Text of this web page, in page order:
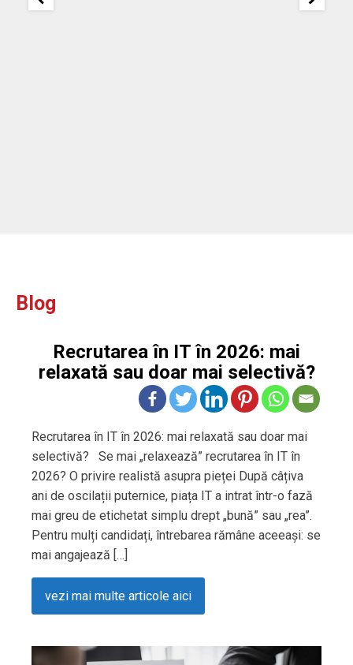
Blog
Recrutarea în IT în 2026: mai
relaxată sau doar mai selectivă?
Recrutarea în IT în 2026: mai relaxată sau doar mai
selectivă? Se mai „relaxează” recrutarea în IT în
2026? O privire realistă asupra pieței După câțiva
ani de oscilații puternice, piața IT a intrat într-o fază
mai greu de etichetat simplu drept „bună” sau „rea”.
Pentru mulți candidați, întrebarea rămâne aceeași: se
mai angajează […]
vezi mai multe articole aici